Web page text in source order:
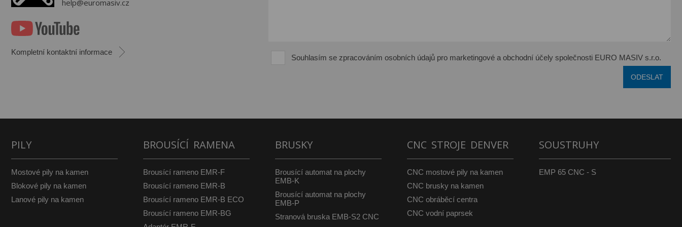
help@euromasiv.cz
Kompletní kontaktní informace
Souhlasím se zpracováním osobních údajů pro marketingové a obchodní účely společnosti EURO MASIV s.r.o.
PILY
Mostové pily na kamen
Blokové pily na kamen
Lanové pily na kamen
BROUSÍCÍ RAMENA
Brousící rameno EMR-F
Brousící rameno EMR-B
Brousící rameno EMR-B ECO
Brousící rameno EMR-BG
BRUSKY
Brousící automat na plochy
EMB-K
Brousící automat na plochy
EMB-P
Stranová bruska EMB-S2 CNC
CNC STROJE DENVER
CNC mostové pily na kamen
CNC brusky na kamen
CNC obráběcí centra
CNC vodní paprsek
SOUSTRUHY
EMP 65 CNC - S